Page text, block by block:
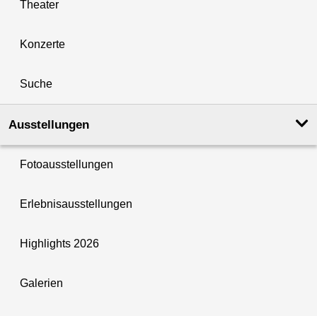
Theater
Konzerte
Suche
Ausstellungen
Fotoausstellungen
Erlebnisausstellungen
Highlights 2026
Galerien